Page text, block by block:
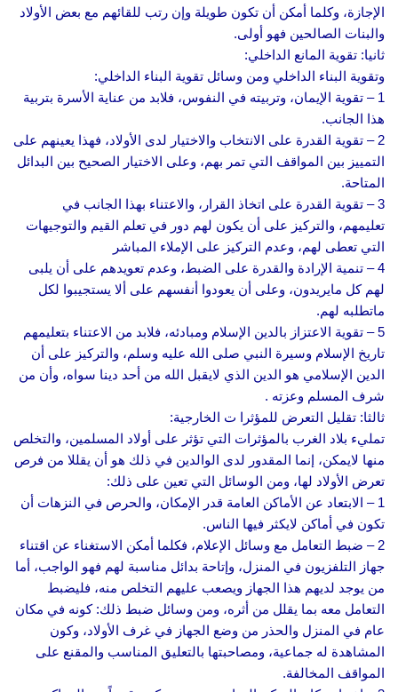
الإجازة، وكلما أمكن أن تكون طويلة وإن رتب للقائهم مع بعض الأولاد
والبنات الصالحين فهو أولى.
ثانيا: تقوية المانع الداخلي:
وتقوية البناء الداخلي ومن وسائل تقوية البناء الداخلي:
1 – تقوية الإيمان، وتربيته في النفوس، فلابد من عناية الأسرة بتربية
هذا الجانب.
2 – تقوية القدرة على الانتخاب والاختيار لدى الأولاد، فهذا يعينهم على
التمييز بين المواقف التي تمر بهم، وعلى الاختيار الصحيح بين البدائل
المتاحة.
3 – تقوية القدرة على اتخاذ القرار، والاعتناء بهذا الجانب في
تعليمهم، والتركيز على أن يكون لهم دور في تعلم القيم والتوجيهات
التي تعطى لهم، وعدم التركيز على الإملاء المباشر
4 – تنمية الإرادة والقدرة على الضبط، وعدم تعويدهم على أن يلبى
لهم كل مايريدون، وعلى أن يعودوا أنفسهم على ألا يستجيبوا لكل
ماتطلبه لهم.
5 – تقوية الاعتزاز بالدين الإسلام ومبادئه، فلابد من الاعتناء بتعليمهم
تاريخ الإسلام وسيرة النبي صلى الله عليه وسلم، والتركيز على أن
الدين الإسلامي هو الدين الذي لايقبل الله من أحد دينا سواه، وأن من
شرف المسلم وعزته .
ثالثا: تقليل التعرض للمؤثرا ت الخارجية:
تمليء بلاد الغرب بالمؤثرات التي تؤثر على أولاد المسلمين، والتخلص
منها لايمكن، إنما المقدور لدى الوالدين في ذلك هو أن يقللا من فرص
تعرض الأولاد لها، ومن الوسائل التي تعين على ذلك:
1 – الابتعاد عن الأماكن العامة قدر الإمكان، والحرص في النزهات أن
تكون في أماكن لايكثر فيها الناس.
2 – ضبط التعامل مع وسائل الإعلام، فكلما أمكن الاستغناء عن اقتناء
جهاز التلفزيون في المنزل، وإتاحة بدائل مناسبة لهم فهو الواجب، أما
من يوجد لديهم هذا الجهاز ويصعب عليهم التخلص منه، فليضبط
التعامل معه بما يقلل من أثره، ومن وسائل ضبط ذلك: كونه في مكان
عام في المنزل والحذر من وضع الجهاز في غرف الأولاد، وكون
المشاهدة له جماعية، ومصاحبتها بالتعليق المناسب والمقنع على
المواقف المخالفة.